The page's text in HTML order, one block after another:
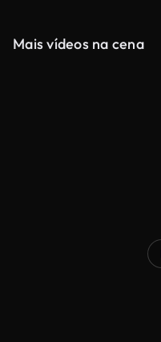
Mais vídeos na cena